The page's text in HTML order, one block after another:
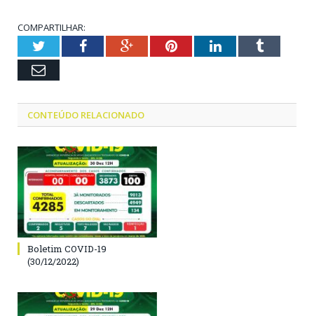
COMPARTILHAR:
TwitterFacebookGoogle+PinterestLinkedInTumblr
Email
CONTEÚDO RELACIONADO
Boletim COVID-19
(30/12/2022)